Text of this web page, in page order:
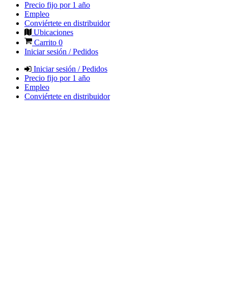
Precio fijo por 1 año
Empleo
Conviértete en distribuidor
Ubicaciones
Carrito 0
Iniciar sesión / Pedidos
Iniciar sesión / Pedidos
Precio fijo por 1 año
Empleo
Conviértete en distribuidor